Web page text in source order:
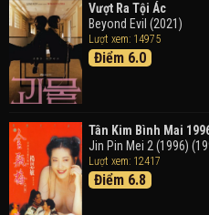
Vượt Ra Tội Ác
Beyond Evil (2021)
Lượt xem: 14975
Điểm 6.0
Tân Kim Bình Mai
Jin Pin Mei 2 (1996)
Lượt xem: 12417
Điểm 6.8